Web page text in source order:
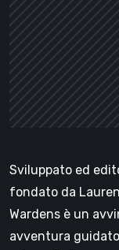
Sviluppato ed
fondato da
Wardens è un
avventura